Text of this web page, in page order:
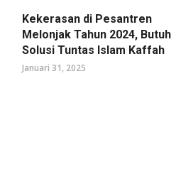
Kekerasan di Pesantren
Melonjak Tahun 2024, Butuh
Solusi Tuntas Islam Kaffah
Januari 31, 2025